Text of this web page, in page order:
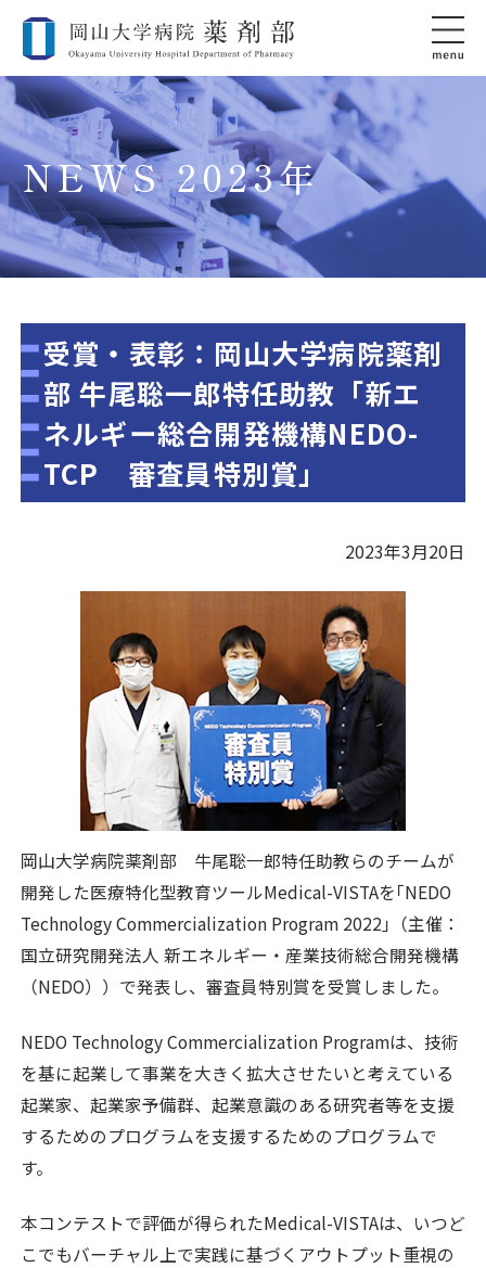
NEWS 2023年
受賞・表彰：岡山大学病院薬剤
部 牛尾聡一郎特任助教「新エ
ネルギー総合開発機構NEDO-
TCP 審査員特別賞」
2023年3月20日
岡山大学病院薬剤部 牛尾聡一郎特任助教らのチームが
開発した医療特化型教育ツールMedical-VISTAを｢NEDO
Technology Commercialization Program 2022｣（主催：
国立研究開発法人 新エネルギー・産業技術総合開発機構
（NEDO））で発表し、審査員特別賞を受賞しました。
NEDO Technology Commercialization Programは、技術
を基に起業して事業を大きく拡大させたいと考えている
起業家、起業家予備群、起業意識のある研究者等を支援
するためのプログラムを支援するためのプログラムで
す。
本コンテストで評価が得られたMedical-VISTAは、いつど
こでもバーチャル上で実践に基づくアウトプット重視の